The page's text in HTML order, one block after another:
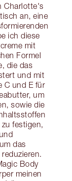
Charlotte's
an, eine
ich diese
mit
Formel
die das
und mit
C und E für
um
sowie die
festigen,
das
Body
meinen